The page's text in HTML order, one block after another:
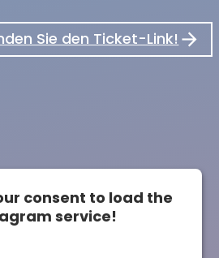
Sie den Ticket-Link!
consent to load the
service!